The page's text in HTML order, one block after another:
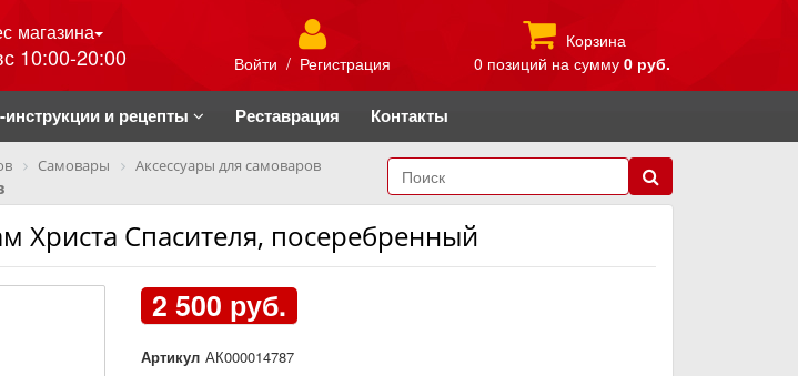
магазина
10:00-20:00 Войти / Регистрация
Корзина
0 позиций на сумму 0 руб.
и рецепты Реставрация Контакты
Самовары Аксессуары для самоваров
Христа Спасителя, посеребренный
2 500 руб.
Артикул АК000014787